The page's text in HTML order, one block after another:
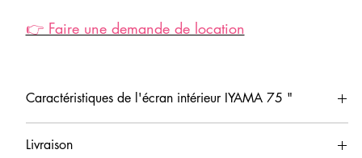
👉 Faire une demande de location
Caractéristiques de l'écran intérieur IYAMA 75 "
Ecran intérieur d'affichage dynamique 75 pouces
Livraison